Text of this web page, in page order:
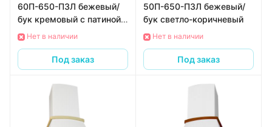
60П-650-П3Л бежевый/
бук кремовый с патиной
золото
Нет в наличии
Под заказ
50П-650-П3Л бежевый/
бук светло-коричневый
Нет в наличии
Под заказ